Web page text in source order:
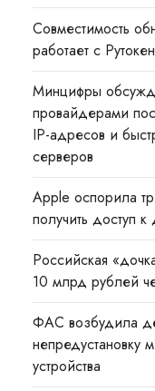
Совместимость
работает с
Минцифры
провайдерами
IP-адресов и
серверов
Apple оспорила
получить доступ
Российская
10 млрд рублей
ФАС возбудила
непредустановку
устройства